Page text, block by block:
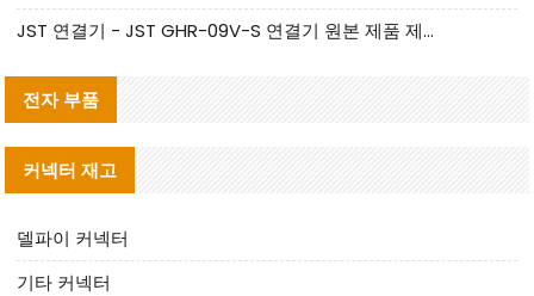
JST 연결기 - JST GHR-09V-S 연결기 원본 제품 제공 | 대체품 제공
전자 부품
커넥터 재고
델파이 커넥터
기타 커넥터